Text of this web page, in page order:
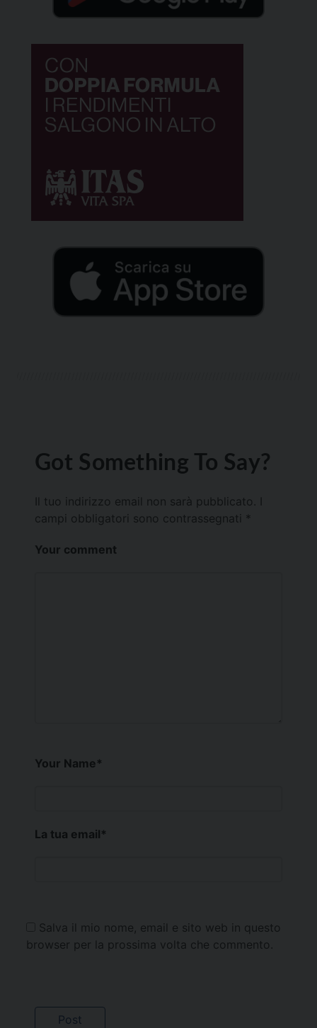
Got Something To Say?
Il tuo indirizzo email non sarà pubblicato.
campi obbligatori sono contrassegnati *
Your comment
Your Name*
La tua email*
Salva il mio nome, email e sito web in questo
browser per la prossima volta che commento.